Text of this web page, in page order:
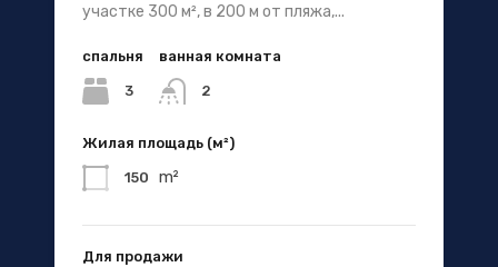
участке 300 м², в 200 м от пляжа,...
спальня
3
ванная комната
2
Жилая площадь (м²)
150 m²
Для продажи